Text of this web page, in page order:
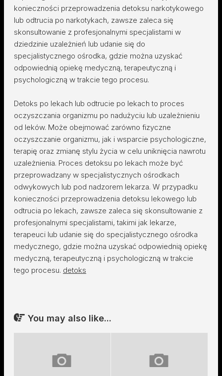
konieczności przeprowadzenia detoksu narkotykowego
lub odtrucia po narkotykach, zawsze zaleca się
skonsultowanie z profesjonalnymi specjalistami w
dziedzinie uzależnień lub udanie się do
specjalistycznego ośrodka, gdzie można uzyskać
odpowiednią opiekę medyczną, terapeutyczną i
psychologiczną w trakcie tego procesu.
Detoks po lekach lub odtrucie po lekach to proces
oczyszczania organizmu po nadużyciu lub uzależnieniu
od leków. Może obejmować zarówno fizyczne
oczyszczanie organizmu, jak i wsparcie psychologiczne,
terapię oraz zmianę stylu życia w celu uniknięcia nawrotu
uzależnienia. Proces detoksu po lekach może być
przeprowadzany w specjalistycznych ośrodkach
odwykowych lub pod nadzorem lekarza. W przypadku
konieczności przeprowadzenia detoksu lekowego lub
odtrucia po lekach, zawsze zaleca się skonsultowanie z
profesjonalnymi specjalistami, takimi jak lekarze,
terapeuci lub udanie się do specjalistycznego ośrodka
medycznego, gdzie można uzyskać odpowiednią opiekę
medyczną, terapeutyczną i psychologiczną w trakcie
tego procesu. detoks
You may also like...